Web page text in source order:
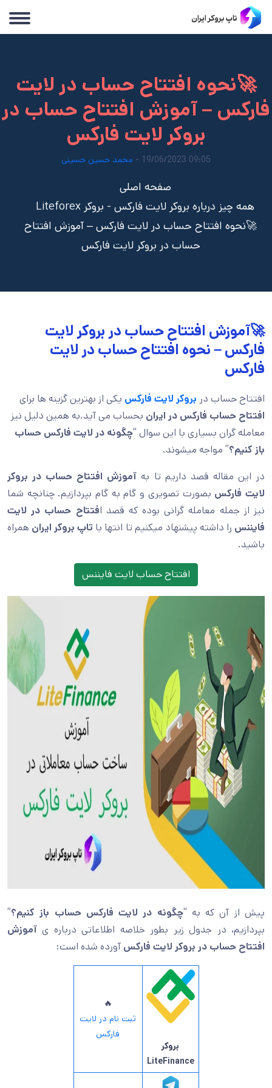
🚀نحوه افتتاح حساب در لایت
فارکس – آموزش افتتاح حساب در
بروکر لایت فارکس
09:05 19/06/2023 - محمد حسین حسینی
صفحه اصلی
همه چیز درباره بروکر لایت فارکس - بروکر Liteforex
🚀نحوه افتتاح حساب در لایت فارکس – آموزش افتتاح
حساب در بروکر لایت فارکس
🚀آموزش افتتاح حساب در بروکر لایت
فارکس – نحوه افتتاح حساب در لایت
فارکس
افتتاح حساب در بروکر لایت فارکس یکی از بهترین گزینه ها برای
افتتاح حساب فارکس در ایران بحساب می آید.به همین دلیل نیز
معامله گران بسیاری با این سوال “چگونه در لایت فارکس حساب
باز کنیم؟” مواجه میشوند.
در این مقاله قصد داریم تا به آموزش افتتاح حساب در بروکر
لایت فارکس بصورت تصویری و گام به گام بپردازیم. چنانچه شما
نیز از جمله معامله گرانی بوده که قصد افتتاح حساب در لایت
فایننس را داشته پیشنهاد میکنیم تا انتها با تاپ بروکر ایران همراه
باشید.
افتتاح حساب لایت فایننس
پیش از آن که به “چگونه در لایت فارکس حساب باز کنیم؟”
بپردازیم، در جدول زیر بطور خلاصه اطلاعاتی درباره ی آموزش
افتتاح حساب در بروکر لایت فارکس آورده شده است:
بروکر
LiteFinance
🔥
ثبت نام در لایت
فارکس